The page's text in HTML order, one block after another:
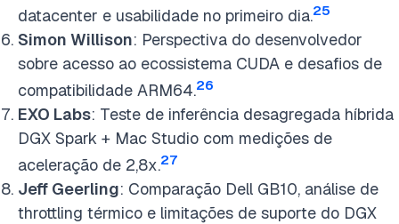
datacenter e usabilidade no primeiro dia.25
Simon Willison: Perspectiva do desenvolvedor
sobre acesso ao ecossistema CUDA e desafios de
compatibilidade ARM64.26
EXO Labs: Teste de inferência desagregada híbrida
DGX Spark + Mac Studio com medições de
aceleração de 2,8x.27
Jeff Geerling: Comparação Dell GB10, análise de
throttling térmico e limitações de suporte do DGX